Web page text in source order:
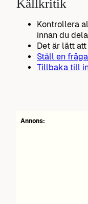
Källkritik
Kontrollera
innan du
Det är lätt
Ställ en
Tillbaka till
Annons: